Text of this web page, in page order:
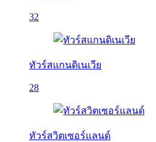
32
ทัวร์สแกนดิเนเวีย
28
ทัวร์สวิตเซอร์แลนด์